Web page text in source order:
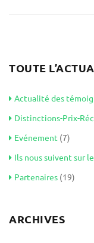
TOUTE
Actualité des
Distinctions-Prix-
Evénement (7)
Ils nous suivent sur
Partenaires (19)
ARCHIVES